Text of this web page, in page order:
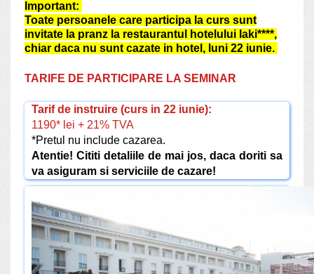
Important:
Toate persoanele care participa la curs sunt
invitate la pranz la restaurantul hotelului Iaki****,
chiar daca nu sunt cazate in hotel, luni 22 iunie.
TARIFE DE PARTICIPARE LA SEMINAR
Tarif de instruire (curs in 22 iunie):
1190* lei + 21% TVA
*Pretul nu include cazarea.
Atentie! Cititi detaliile de mai jos, daca doriti sa
va asiguram si serviciile de cazare!